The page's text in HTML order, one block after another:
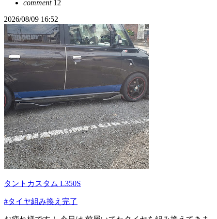
comment12
2026/08/09 16:52
タントカスタム L350S
#タイヤ組み換え完了